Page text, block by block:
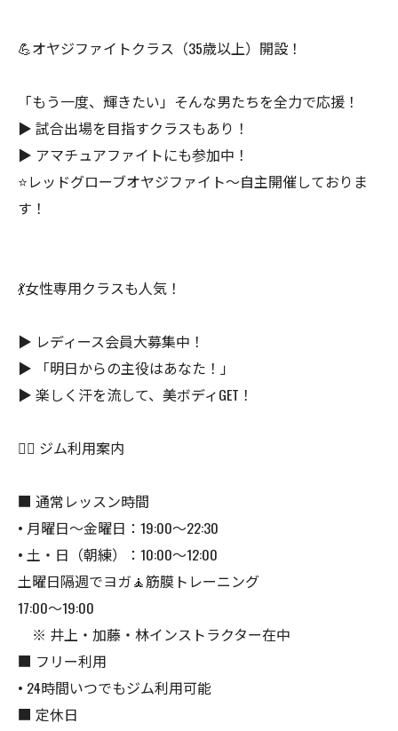
💪オヤジファイトクラス（35歳以上）開設！
「もう一度、輝きたい」そんな男たちを全力で応援！
▶ 試合出場を目指すクラスもあり！
▶ アマチュアファイトにも参加中！
⭐️レッドグローブオヤジファイト〜自主開催しておりま
す！
💃女性専用クラスも人気！
▶ レディース会員大募集中！
▶ 「明日からの主役はあなた！」
▶ 楽しく汗を流して、美ボディGET！
🏋️‍♀️ ジム利用案内
■ 通常レッスン時間
• 月曜日〜金曜日：19:00〜22:30
• 土・日（朝練）：10:00〜12:00
土曜日隔週でヨガ🧘筋膜トレーニング
17:00〜19:00
※ 井上・加藤・林インストラクター在中
■ フリー利用
• 24時間いつでもジム利用可能
■ 定休日